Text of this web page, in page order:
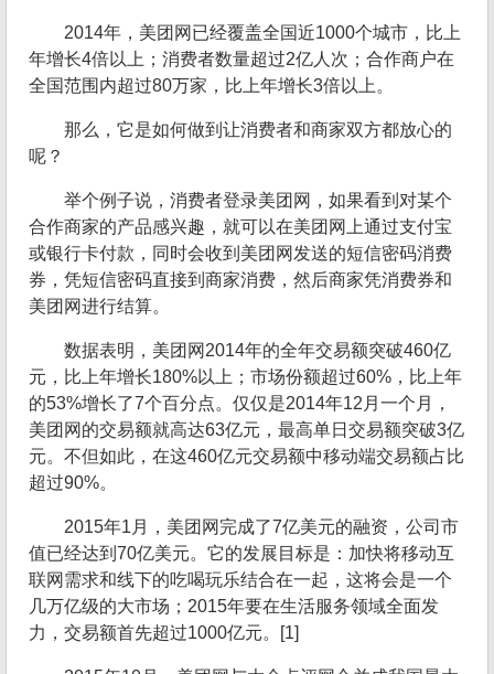
2014年，美团网已经覆盖全国近1000个城市，比上
年增长4倍以上；消费者数量超过2亿人次；合作商户在
全国范围内超过80万家，比上年增长3倍以上。
那么，它是如何做到让消费者和商家双方都放心的
呢？
举个例子说，消费者登录美团网，如果看到对某个
合作商家的产品感兴趣，就可以在美团网上通过支付宝
或银行卡付款，同时会收到美团网发送的短信密码消费
券，凭短信密码直接到商家消费，然后商家凭消费券和
美团网进行结算。
数据表明，美团网2014年的全年交易额突破460亿
元，比上年增长180%以上；市场份额超过60%，比上年
的53%增长了7个百分点。仅仅是2014年12月一个月，
美团网的交易额就高达63亿元，最高单日交易额突破3亿
元。不但如此，在这460亿元交易额中移动端交易额占比
超过90%。
2015年1月，美团网完成了7亿美元的融资，公司市
值已经达到70亿美元。它的发展目标是：加快将移动互
联网需求和线下的吃喝玩乐结合在一起，这将会是一个
几万亿级的大市场；2015年要在生活服务领域全面发
力，交易额首先超过1000亿元。[1]